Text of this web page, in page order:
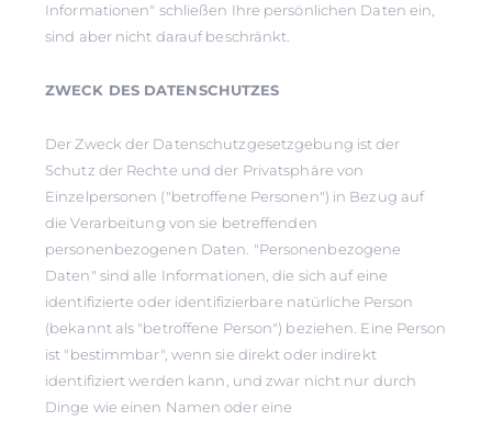
Informationen" schließen Ihre persönlichen Daten ein,
sind aber nicht darauf beschränkt.
ZWECK DES DATENSCHUTZES
Der Zweck der Datenschutzgesetzgebung ist der
Schutz der Rechte und der Privatsphäre von
Einzelpersonen ("betroffene Personen") in Bezug auf
die Verarbeitung von sie betreffenden
personenbezogenen Daten. "Personenbezogene
Daten" sind alle Informationen, die sich auf eine
identifizierte oder identifizierbare natürliche Person
(bekannt als "betroffene Person") beziehen. Eine Person
ist "bestimmbar", wenn sie direkt oder indirekt
identifiziert werden kann, und zwar nicht nur durch
Dinge wie einen Namen oder eine